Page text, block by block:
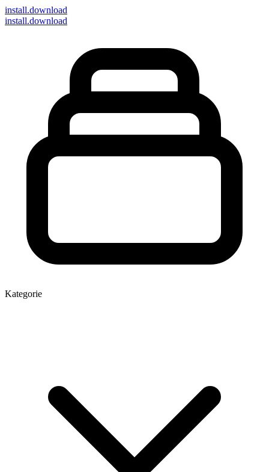
install.download
install.download
Kategorie